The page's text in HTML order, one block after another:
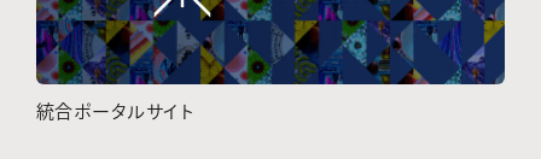
統合ポータルサイト